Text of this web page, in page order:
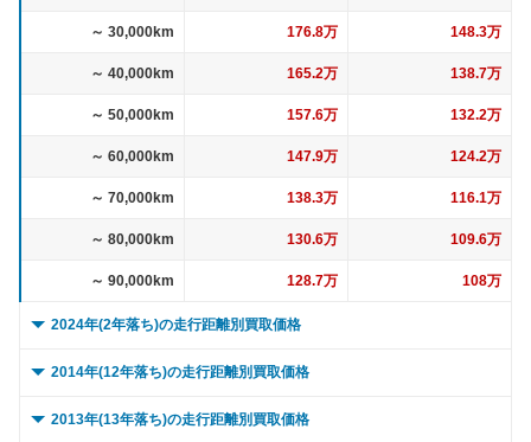
～ 30,000km 176.8万 148.3万
～ 40,000km 165.2万 138.7万
～ 50,000km 157.6万 132.2万
～ 60,000km 147.9万 124.2万
～ 70,000km 138.3万 116.1万
～ 80,000km 130.6万 109.6万
～ 90,000km 128.7万 108万
2024年(2年落ち)の走行距離別買取価格
0 ～ 5,000km 150.6万
～ 10,000km 149.2万
2014年(12年落ち)の走行距離別買取価格
0 ～ 5,000km 229.5万
2013年(13年落ち)の走行距離別買取価格